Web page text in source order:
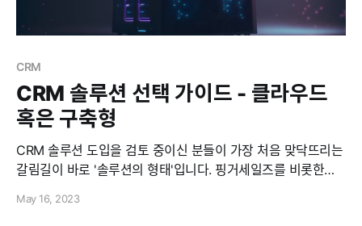
CRM
CRM 솔루션 선택 가이드 - 클라우드
혹은 구축형
CRM 솔루션 도입을 검토 중이신 분들이 가장 처음 맞닥뜨리는
갈림길이 바로 '솔루션의 형태'입니다. 핑거세일즈를 비롯한
택지를 제공하는데요. 물론 두 가지의 장점을 합친 '맞춤형
May 16, 2023